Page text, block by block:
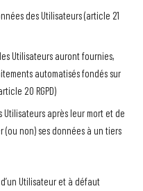
des Utilisateurs (article 21
Utilisateurs auront fournies,
automatisés fondés sur
20 RGPD)
après leur mort et de
non) ses données à un tiers
Utilisateur et à défaut